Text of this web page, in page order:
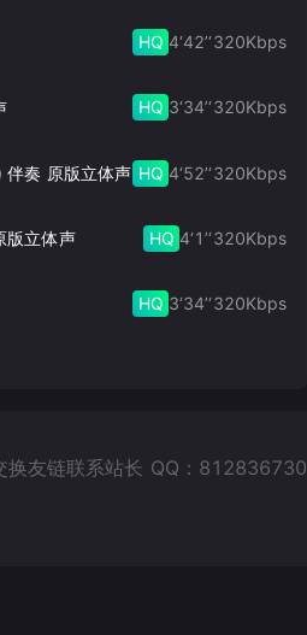
HQ 4‘42’‘320Kbps
HQ 3‘34’‘320Kbps
此生的禅 (女声演唱) 伴奏 原版立体声 HQ 4‘52’‘320Kbps
版立体声 HQ 4‘1’‘320Kbps
HQ 3‘34’‘320Kbps
换友链联系站长 QQ：812836730